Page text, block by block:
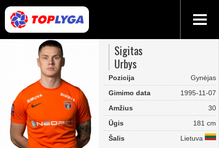
Sigitas
Urbys
Pozicija
Gynėjas
Gimimo data
1995-11-07
Amžius
30
Ūgis
181 cm
Šalis
Lietuva